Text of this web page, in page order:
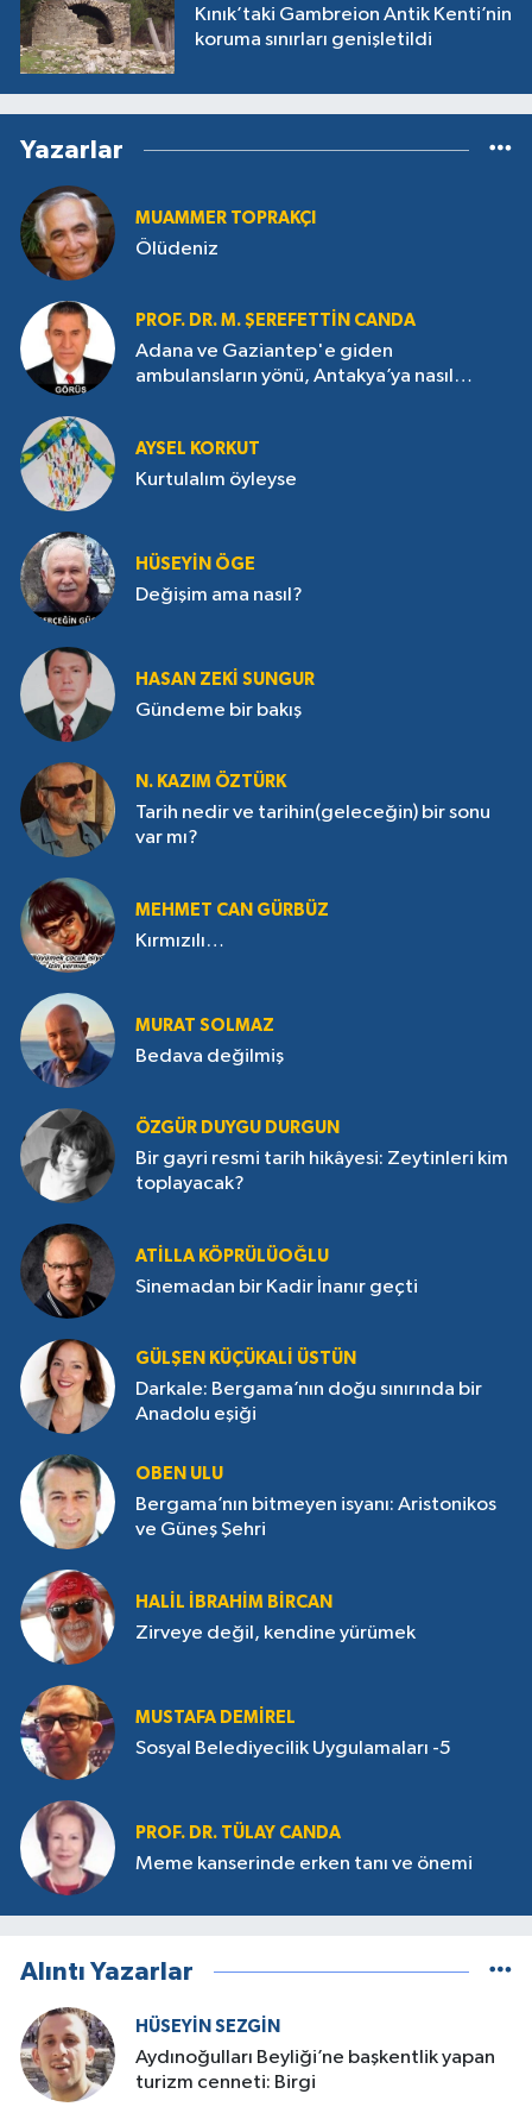
Kınık’taki Gambreion Antik Kenti’nin
koruma sınırları genişletildi
Yazarlar
MUAMMER TOPRAKÇI
Ölüdeniz
PROF. DR. M. ŞEREFETTIN CANDA
Adana ve Gaziantep'e giden
ambulansların yönü, Antakya’ya nasıl
AYSEL KORKUT
Kurtulalım öyleyse
HÜSEYIN ÖGE
Değişim ama nasıl?
HASAN ZEKI SUNGUR
Gündeme bir bakış
N. KAZIM ÖZTÜRK
Tarih nedir ve tarihin(geleceğin) bir sonu
var mı?
MEHMET CAN GÜRBÜZ
Kırmızılı…
MURAT SOLMAZ
Bedava değilmiş
ÖZGÜR DUYGU DURGUN
Bir gayri resmi tarih hikâyesi: Zeytinleri kim
toplayacak?
ATILLA KÖPRÜLÜOĞLU
Sinemadan bir Kadir İnanır geçti
GÜLŞEN KÜÇÜKALI ÜSTÜN
Darkale: Bergama’nın doğu sınırında bir
Anadolu eşiği
OBEN ULU
Bergama’nın bitmeyen isyanı: Aristonikos
ve Güneş Şehri
HALIL İBRAHIM BIRCAN
Zirveye değil, kendine yürümek
MUSTAFA DEMIREL
Sosyal Belediyecilik Uygulamaları -5
PROF. DR. TÜLAY CANDA
Meme kanserinde erken tanı ve önemi
Alıntı Yazarlar
HÜSEYIN SEZGIN
Aydınoğulları Beyliği’ne başkentlik yapan
turizm cenneti: Birgi